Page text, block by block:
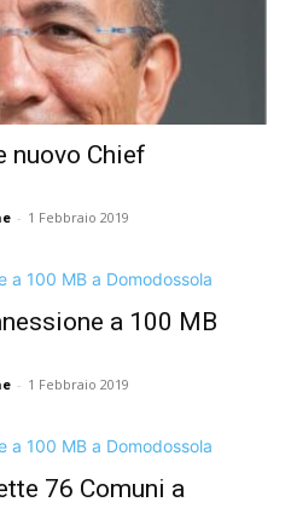
nuovo Chief
- 1 Febbraio 2019
a 100 MB
- 1 Febbraio 2019
76 Comuni a